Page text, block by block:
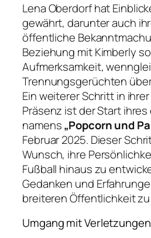
Lena Oberdorf hat
gewährt, darunter auch
öffentliche
Beziehung mit Kimberly
Aufmerksamkeit,
Trennungsgerüchten
Ein weiterer Schritt in
Präsenz ist der Start
namens„Popcorn und
Februar 2025. Dieser
Wunsch, ihre
Fußball hinaus zu
Gedanken und
breiteren Öffentlichkeit
Umgang mit